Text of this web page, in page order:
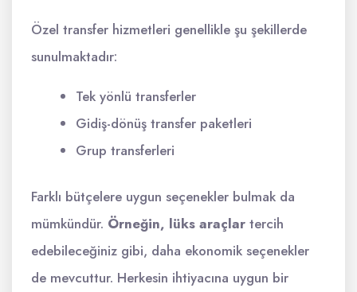
Özel transfer hizmetleri genellikle şu şekillerde
sunulmaktadır:
Tek yönlü transferler
Gidiş-dönüş transfer paketleri
Grup transferleri
Farklı bütçelere uygun seçenekler bulmak da
mümkündür. Örneğin, lüks araçlar tercih
edebileceğiniz gibi, daha ekonomik seçenekler
de mevcuttur. Herkesin ihtiyacına uygun bir